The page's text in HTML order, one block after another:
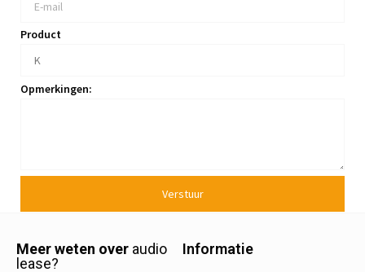
Product
Opmerkingen:
Verstuur
Meer weten over audio
lease?
Informatie